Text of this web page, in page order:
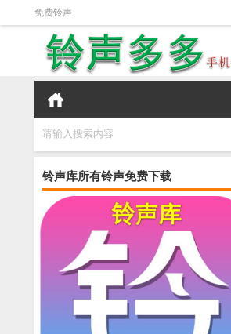
免费铃声
请输入搜索内容
铃声库所有铃声免费下载